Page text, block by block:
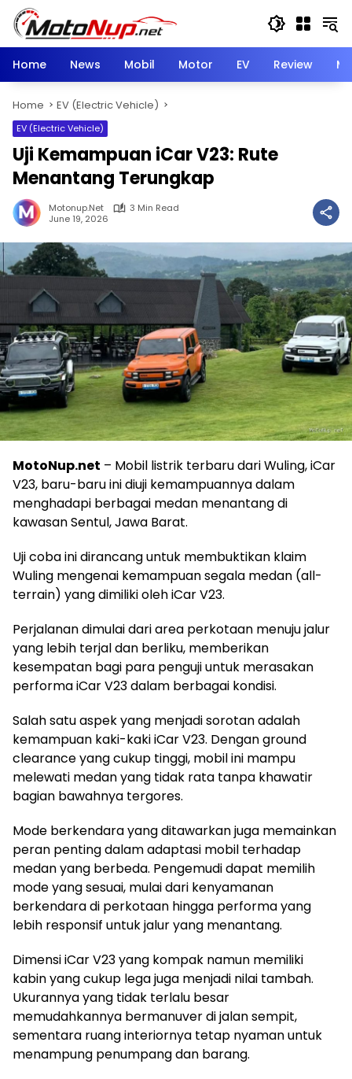
Skip
content
Home
News Mobil Motor EV Review
Home EV (Electric Vehicle)
EV (Electric Vehicle)
Uji Kemampuan iCar V23: Rute
Menantang Terungkap
Motonup.net
3 Min Read
June 19, 2026
MotoNup.net – Mobil listrik terbaru dari Wuling, iCar
V23, baru-baru ini diuji kemampuannya dalam
menghadapi berbagai medan menantang di
kawasan Sentul, Jawa Barat.
Uji coba ini dirancang untuk membuktikan klaim
Wuling mengenai kemampuan segala medan (all-
terrain) yang dimiliki oleh iCar V23.
Perjalanan dimulai dari area perkotaan menuju jalur
yang lebih terjal dan berliku, memberikan
kesempatan bagi para penguji untuk merasakan
performa iCar V23 dalam berbagai kondisi.
Salah satu aspek yang menjadi sorotan adalah
kemampuan kaki-kaki iCar V23. Dengan ground
clearance yang cukup tinggi, mobil ini mampu
melewati medan yang tidak rata tanpa khawatir
bagian bawahnya tergores.
Mode berkendara yang ditawarkan juga memainkan
peran penting dalam adaptasi mobil terhadap
medan yang berbeda. Pengemudi dapat memilih
mode yang sesuai, mulai dari kenyamanan
berkendara di perkotaan hingga performa yang
lebih responsif untuk jalur yang menantang.
Dimensi iCar V23 yang kompak namun memiliki
kabin yang cukup lega juga menjadi nilai tambah.
Ukurannya yang tidak terlalu besar
memudahkannya bermanuver di jalan sempit,
sementara ruang interiornya tetap nyaman untuk
menampung penumpang dan barang.